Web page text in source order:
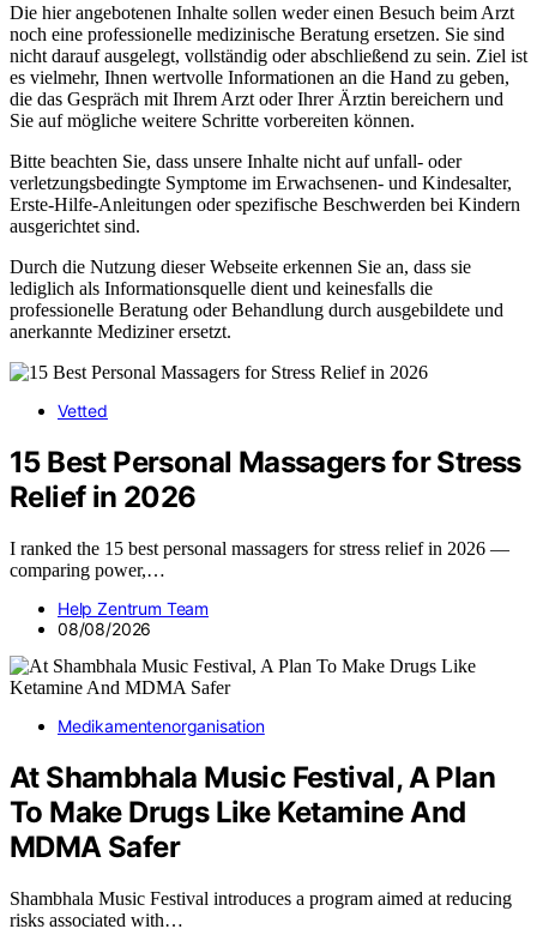
Die hier angebotenen Inhalte sollen weder einen Besuch beim Arzt
noch eine professionelle medizinische Beratung ersetzen. Sie sind
nicht darauf ausgelegt, vollständig oder abschließend zu sein. Ziel ist
es vielmehr, Ihnen wertvolle Informationen an die Hand zu geben,
die das Gespräch mit Ihrem Arzt oder Ihrer Ärztin bereichern und
Sie auf mögliche weitere Schritte vorbereiten können.
Bitte beachten Sie, dass unsere Inhalte nicht auf unfall- oder
verletzungsbedingte Symptome im Erwachsenen- und Kindesalter,
Erste-Hilfe-Anleitungen oder spezifische Beschwerden bei Kindern
ausgerichtet sind.
Durch die Nutzung dieser Webseite erkennen Sie an, dass sie
lediglich als Informationsquelle dient und keinesfalls die
professionelle Beratung oder Behandlung durch ausgebildete und
anerkannte Mediziner ersetzt.
Vetted
15 Best Personal Massagers for Stress
Relief in 2026
I ranked the 15 best personal massagers for stress relief in 2026 —
comparing power,…
Help Zentrum Team
08/08/2026
Medikamentenorganisation
At Shambhala Music Festival, A Plan
To Make Drugs Like Ketamine And
MDMA Safer
Shambhala Music Festival introduces a program aimed at reducing
risks associated with…